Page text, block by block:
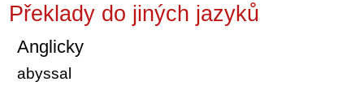
Překlady do jiných jazyků
Anglicky
abyssal